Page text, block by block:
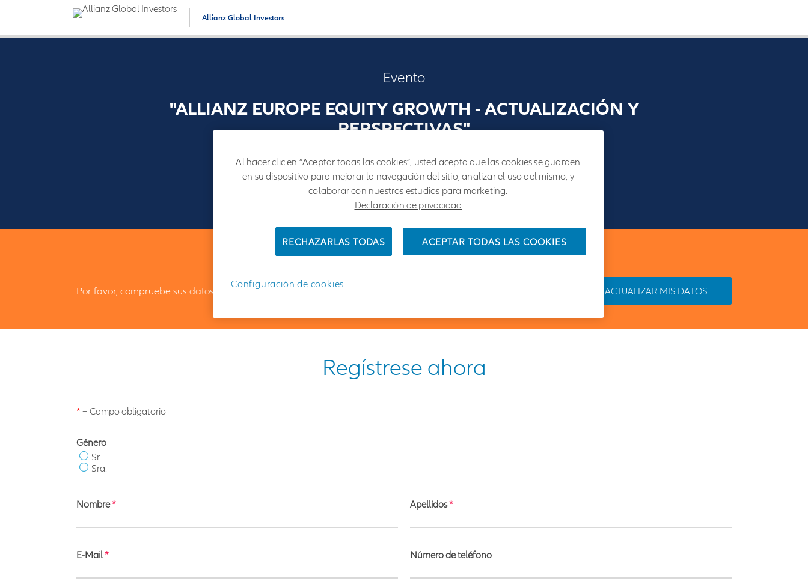
Allianz Global Investors
Evento
"ALLIANZ EUROPE EQUITY GROWTH - ACTUALIZACIÓN Y
PERSPECTIVAS"
Barcelona, 13 de junio a las 13:00h
Por favor, compruebe sus datos antes de registrarse. Si sus datos son incorrectos, actualícelos aquí -> ACTUALIZAR MIS DATOS
Regístrese ahora
* = Campo obligatorio
Género
Sr.
Sra.
Nombre* Apellidos*
E-Mail* Número de teléfono
Al hacer clic en “Aceptar todas las cookies”, usted acepta que las cookies se guarden
en su dispositivo para mejorar la navegación del sitio, analizar el uso del mismo, y
colaborar con nuestros estudios para marketing.
Declaración de privacidad
RECHAZARLAS TODAS ACEPTAR TODAS LAS COOKIES
Configuración de cookies